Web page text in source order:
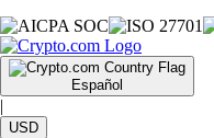
Español
|
USD